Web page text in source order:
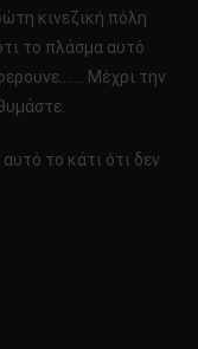
κινεζική πόλη
το πλάσμα αυτό
Μέχρι την
το κάτι ότι δεν